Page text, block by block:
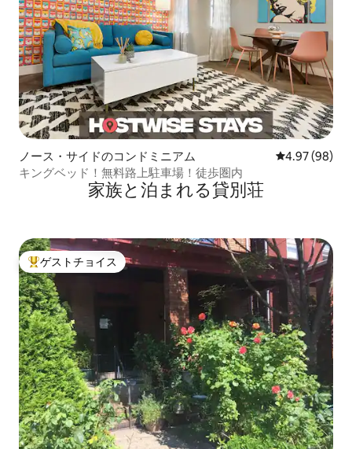
ノース・サイドのコンドミニアム レビュー98
4.97 (98)
キングベッド！無料路上駐車場！徒歩圏内
家族と泊まれる貸別荘
大好評のゲストチョイスです。
ゲストチョイス